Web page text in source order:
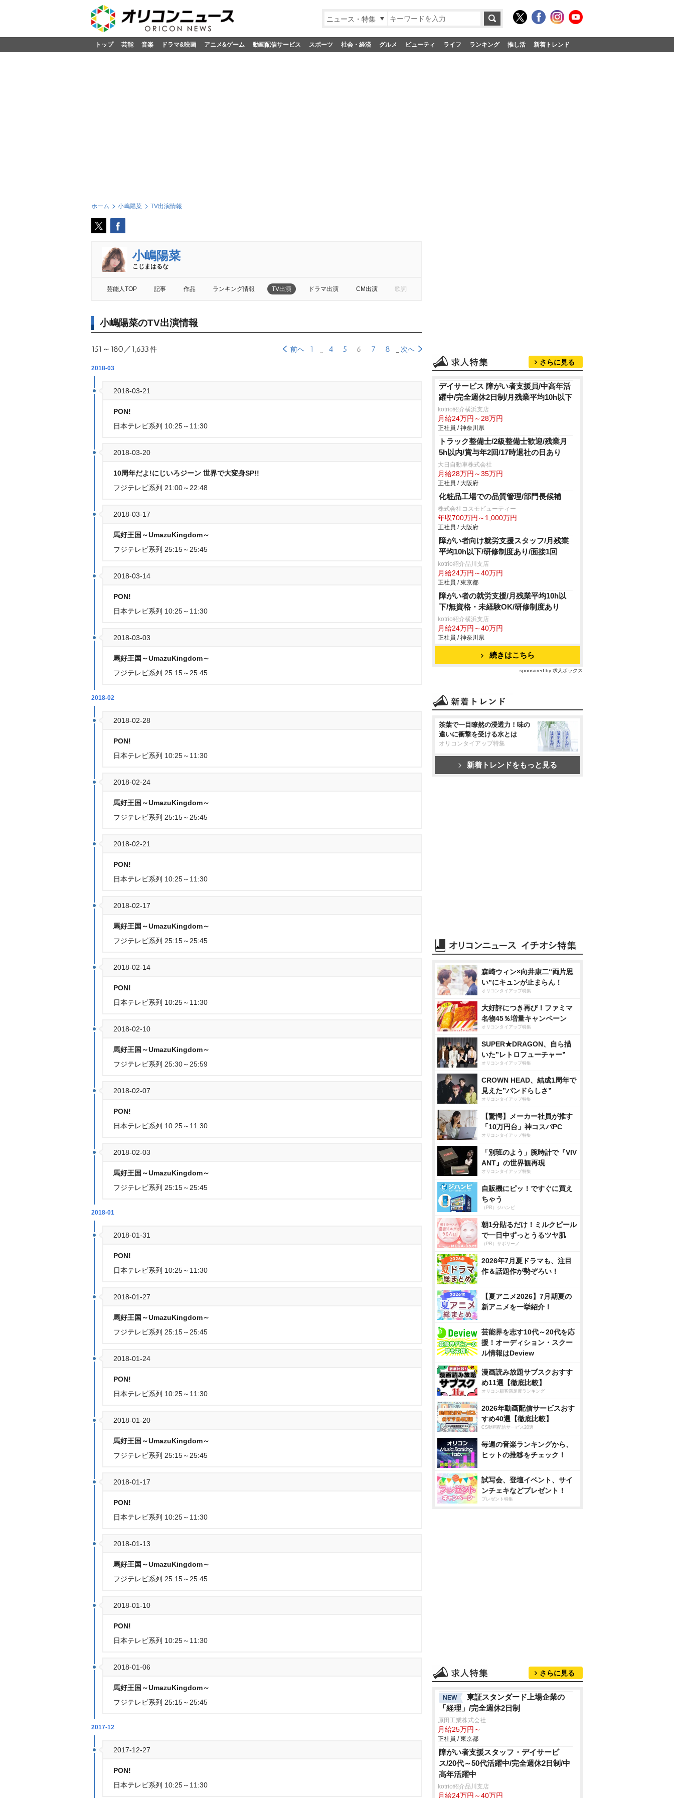
ニュース・特集
トップ 芸能 音楽 ドラマ&映画 アニメ&ゲーム 動画配信サービス スポーツ 社会・経済 グルメ ビューティ ライフ ランキング 推し活 新着トレンド
ホーム 小嶋陽菜 TV出演情報
小嶋陽菜
こじまはるな
芸能人TOP 記事 作品 ランキング情報 TV出演 ドラマ出演 CM出演 歌詞
小嶋陽菜のTV出演情報
151～180／1,633件 前へ 1 4 5 6 7 8 次へ
2018-03
2018-03-21
PON!
日本テレビ系列 10:25～11:30
2018-03-20
10周年だよ!にじいろジーン 世界で大変身SP!!
フジテレビ系列 21:00～22:48
2018-03-17
馬好王国～UmazuKingdom～
フジテレビ系列 25:15～25:45
2018-03-14
PON!
日本テレビ系列 10:25～11:30
2018-03-03
馬好王国～UmazuKingdom～
フジテレビ系列 25:15～25:45
2018-02
2018-02-28
PON!
日本テレビ系列 10:25～11:30
2018-02-24
馬好王国～UmazuKingdom～
フジテレビ系列 25:15～25:45
2018-02-21
PON!
日本テレビ系列 10:25～11:30
2018-02-17
馬好王国～UmazuKingdom～
フジテレビ系列 25:15～25:45
2018-02-14
PON!
日本テレビ系列 10:25～11:30
2018-02-10
馬好王国～UmazuKingdom～
フジテレビ系列 25:30～25:59
2018-02-07
PON!
日本テレビ系列 10:25～11:30
2018-02-03
馬好王国～UmazuKingdom～
フジテレビ系列 25:15～25:45
2018-01
2018-01-31
PON!
日本テレビ系列 10:25～11:30
2018-01-27
馬好王国～UmazuKingdom～
フジテレビ系列 25:15～25:45
2018-01-24
PON!
日本テレビ系列 10:25～11:30
2018-01-20
馬好王国～UmazuKingdom～
フジテレビ系列 25:15～25:45
2018-01-17
PON!
日本テレビ系列 10:25～11:30
2018-01-13
馬好王国～UmazuKingdom～
フジテレビ系列 25:15～25:45
2018-01-10
PON!
日本テレビ系列 10:25～11:30
2018-01-06
馬好王国～UmazuKingdom～
フジテレビ系列 25:15～25:45
2017-12
2017-12-27
PON!
日本テレビ系列 10:25～11:30
さらに見る
デイサービス 障がい者支援員/中高年活
躍中/完全週休2日制/月残業平均10h以下
kotrio紹介横浜支店
月給24万円～28万円
正社員 / 神奈川県
トラック整備士/2級整備士歓迎/残業月
5h以内/賞与年2回/17時退社の日あり
大日自動車株式会社
月給28万円～35万円
正社員 / 大阪府
化粧品工場での品質管理/部門長候補
株式会社コスモビューティー
年収700万円～1,000万円
正社員 / 大阪府
障がい者向け就労支援スタッフ/月残業
平均10h以下/研修制度あり/面接1回
kotrio紹介品川支店
月給24万円～40万円
正社員 / 東京都
障がい者の就労支援/月残業平均10h以
下/無資格・未経験OK/研修制度あり
kotrio紹介横浜支店
月給24万円～40万円
正社員 / 神奈川県
続きはこちら
sponsored by 求人ボックス
茶葉で一目瞭然の浸透力！味の
違いに衝撃を受ける水とは
オリコンタイアップ特集
新着トレンドをもっと見る
森崎ウィン×向井康二“両片思
い”にキュンが止まらん！
オリコンタイアップ特集
大好評につき再び！ファミマ
名物45％増量キャンペーン
オリコンタイアップ特集
SUPER★DRAGON、自ら描
いた”レトロフューチャー”
オリコンタイアップ特集
CROWN HEAD、結成1周年で
見えた”バンドらしさ”
オリコンタイアップ特集
【驚愕】メーカー社員が推す
「10万円台」神コスパPC
オリコンタイアップ特集
「別班のよう」腕時計で『VIV
ANT』の世界観再現
オリコンタイアップ特集
自販機にピッ！ですぐに買え
ちゃう
（PR）ジハンピ
朝1分貼るだけ！ミルクピール
で一日中ずっとうるツヤ肌
（PR）サボリーノ
2026年7月夏ドラマも、注目
作＆話題作が勢ぞろい！
【夏アニメ2026】7月期夏の
新アニメを一挙紹介！
芸能界を志す10代～20代を応
援！オーディション・スクー
ル情報はDeview
漫画読み放題サブスクおすす
め11選【徹底比較】
オリコン顧客満足度ランキング
2026年動画配信サービスおす
すめ40選【徹底比較】
CS動画配信サービス20選
毎週の音楽ランキングから、
ヒットの推移をチェック！
試写会、登壇イベント、サイ
ンチェキなどプレゼント！
プレゼント特集
さらに見る
NEW
東証スタンダード上場企業の
「経理」/完全週休2日制
原田工業株式会社
月給25万円～
正社員 / 東京都
障がい者支援スタッフ・デイサービ
ス/20代～50代活躍中/完全週休2日制/中
高年活躍中
kotrio紹介品川支店
月給24万円～40万円